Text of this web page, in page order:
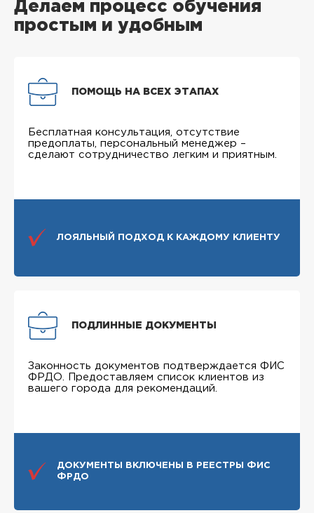
Делаем процесс обучения
простым и удобным
ПОМОЩЬ НА ВСЕХ ЭТАПАХ
Бесплатная консультация, отсутствие
предоплаты, персональный менеджер –
сделают сотрудничество легким и приятным.
ЛОЯЛЬНЫЙ ПОДХОД К КАЖДОМУ КЛИЕНТУ
ПОДЛИННЫЕ ДОКУМЕНТЫ
Законность документов подтверждается ФИС
ФРДО. Предоставляем список клиентов из
вашего города для рекомендаций.
ДОКУМЕНТЫ ВКЛЮЧЕНЫ В РЕЕСТРЫ ФИС
ФРДО